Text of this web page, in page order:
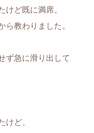
けど既に満席。
ら教わりました。
ず急に滑り出して
けど、